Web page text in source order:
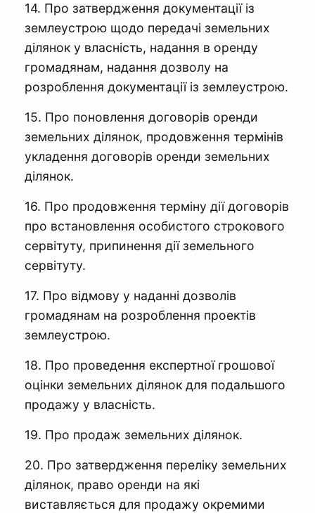
14. Про затвердження документації із
землеустрою щодо передачі земельних
ділянок у власність, надання в оренду
громадянам, надання дозволу на
розроблення документації із землеустрою.
15. Про поновлення договорів оренди
земельних ділянок, продовження термінів
укладення договорів оренди земельних
ділянок.
16. Про продовження терміну дії договорів
про встановлення особистого строкового
сервітуту, припинення дії земельного
сервітуту.
17. Про відмову у наданні дозволів
громадянам на розроблення проектів
землеустрою.
18. Про проведення експертної грошової
оцінки земельних ділянок для подальшого
продажу у власність.
19. Про продаж земельних ділянок.
20. Про затвердження переліку земельних
ділянок, право оренди на які
виставляється для продажу окремими